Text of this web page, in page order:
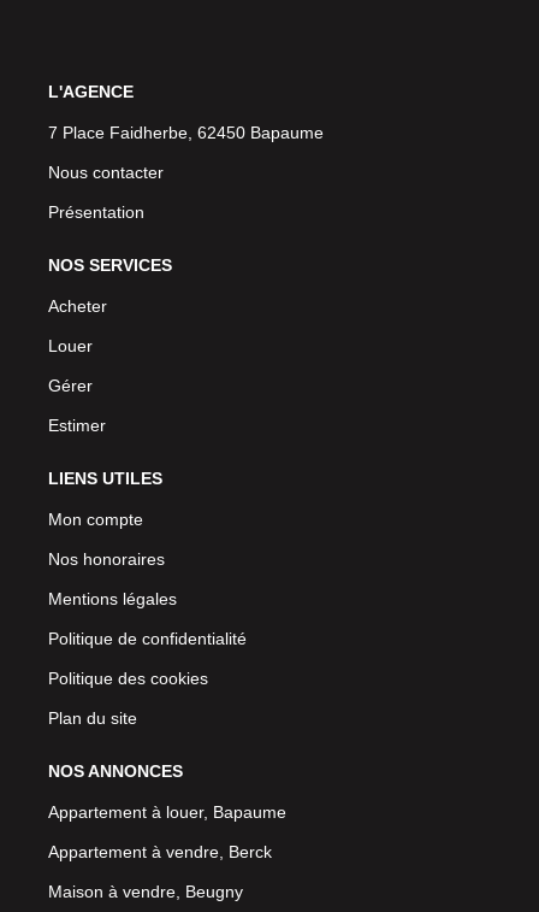
L'AGENCE
7 Place Faidherbe, 62450 Bapaume
Nous contacter
Présentation
NOS SERVICES
Acheter
Louer
Gérer
Estimer
LIENS UTILES
Mon compte
Nos honoraires
Mentions légales
Politique de confidentialité
Politique des cookies
Plan du site
NOS ANNONCES
Appartement à louer, Bapaume
Appartement à vendre, Berck
Maison à vendre, Beugny